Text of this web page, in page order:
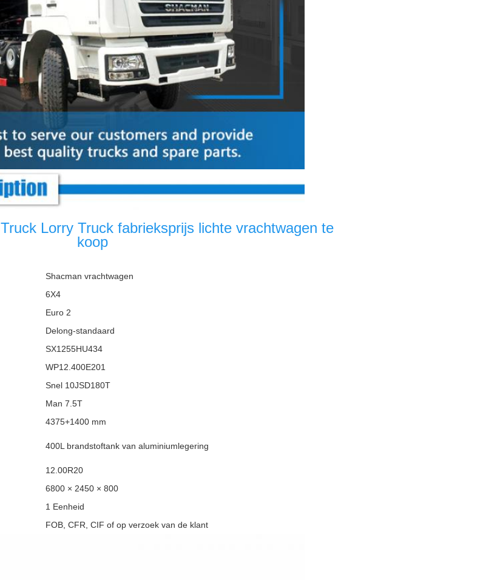
Lorry Truck fabrieksprijs lichte vrachtwagen te
koop
Shacman vrachtwagen
6X4
Euro 2
Delong-standaard
SX1255HU434
WP12.400E201
Snel 10JSD180T
Man 7.5T
4375+1400 mm
400L brandstoftank van aluminiumlegering
12.00R20
6800 × 2450 × 800
1 Eenheid
FOB, CFR, CIF of op verzoek van de klant